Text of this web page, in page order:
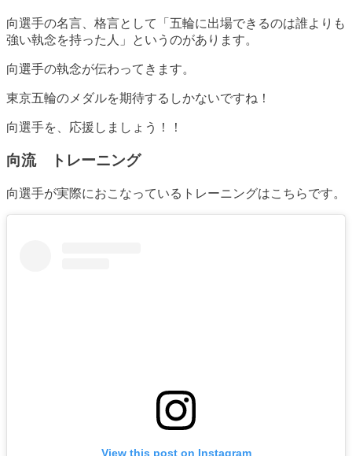
向選手の名言、格言として「 五輪に出場できるのは誰よりも
強い執念を持った人 」というのがあります。
向選手の執念が伝わってきます。
東京五輪のメダルを期待するしかないですね！
向選手を、応援しましょう！！
向流 トレーニング
向選手が実際におこなっているトレーニングはこちらです。
View this post on Instagram